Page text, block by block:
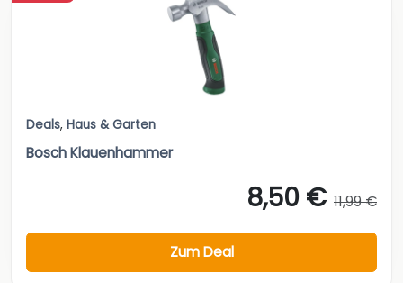
Deals, Haus & Garten
Bosch Klauenhammer
8,50 € 11,99 €
Zum Deal